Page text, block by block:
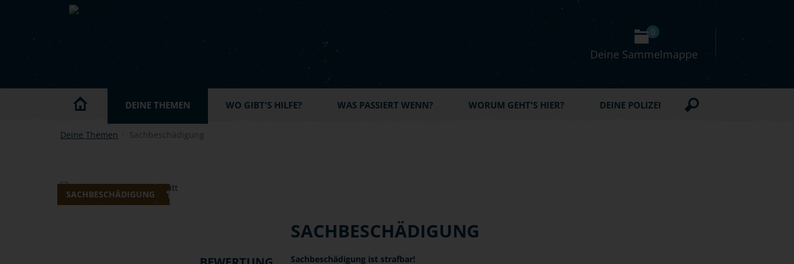
Skip to main content
Deine Sammelmappe
0
DEINE THEMEN WO GIBT'S HILFE? WAS PASSIERT WENN? WORUM GEHT'S HIER? DEINE POLIZEI
Deine Themen Sachbeschädigung
SACHBESCHÄDIGUNG
SACHBESCHÄDIGUNG
Sachbeschädigung ist strafbar!